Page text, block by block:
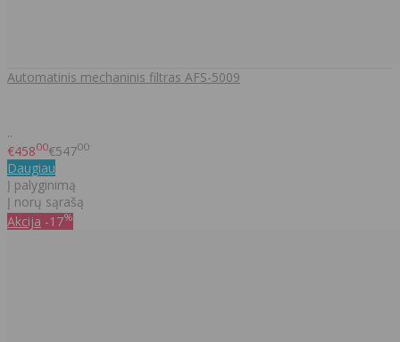
Automatinis mechaninis filtras AFS-5009
..
€45800€54700
Daugiau
Į palyginimą
Į norų sąrašą
Akcija -17%